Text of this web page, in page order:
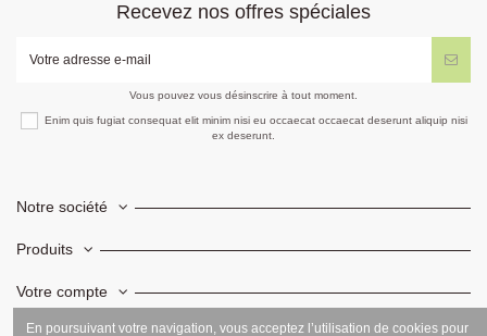
Recevez nos offres spéciales
Vous pouvez vous désinscrire à tout moment.
Enim quis fugiat consequat elit minim nisi eu occaecat occaecat deserunt aliquip nisi
ex deserunt.
Notre société
Produits
Votre compte
En poursuivant votre navigation, vous acceptez l’utilisation de cookies pour